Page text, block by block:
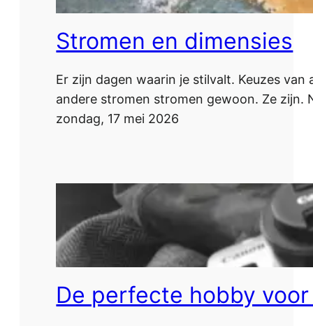
Stromen en dimensies
Er zijn dagen waarin je stilvalt. Keuzes
andere stromen stromen gewoon. Ze zijn.
zondag, 17 mei 2026
De perfecte hobby